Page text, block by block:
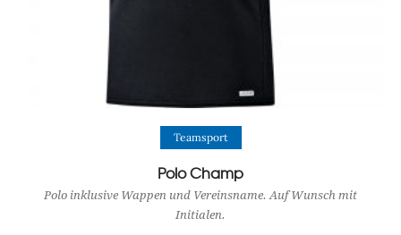
View Product
Teamsport
Polo Champ
Polo inklusive Wappen und Vereinsname. Auf Wunsch mit
Initialen.